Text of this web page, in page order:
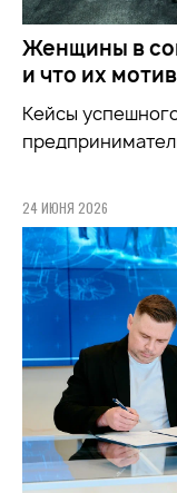
Женщины в
и что их
Кейсы
24 ИЮНЯ 2026